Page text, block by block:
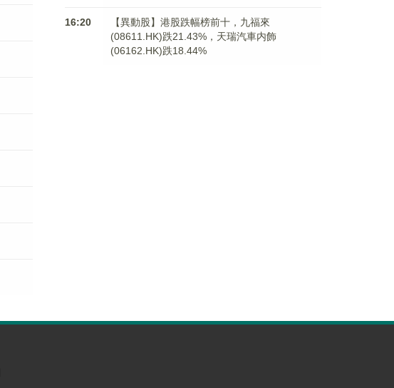
16:20
【異動股】港股跌幅榜前十，九福來
(08611.HK)跌21.43%，天瑞汽車内飾
(06162.HK)跌18.44%